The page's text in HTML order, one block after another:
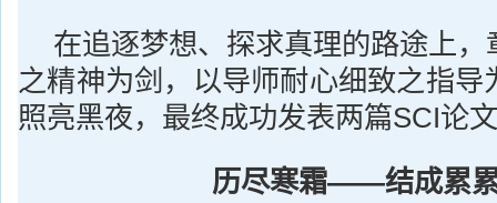
在追逐梦想、探求真理的路途上
之精神为剑，以导师耐心细致之指导
照亮黑夜，最终成功发表两篇SCI论
历尽寒霜——结成累